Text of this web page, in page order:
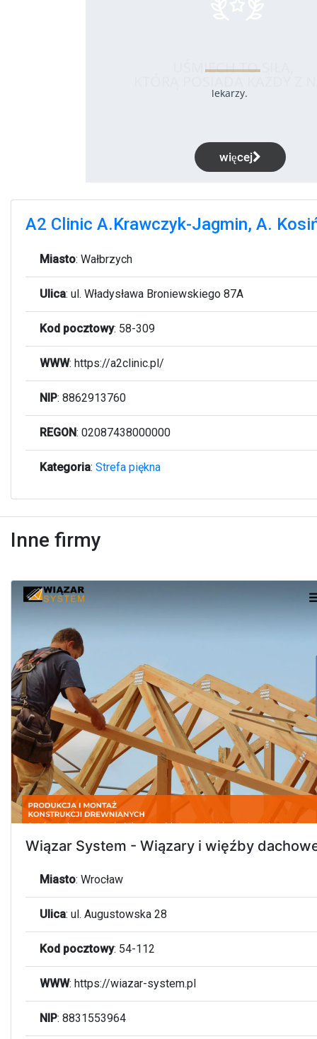
A2 Clinic A.Krawczyk-Jagmin, A.
Miasto: Wałbrzych
Ulica: ul. Władysława Broniewskiego 87A
Kod pocztowy: 58-309
WWW: https://a2clinic.pl/
NIP: 8862913760
REGON: 02087438000000
Kategoria: Strefa piękna
Inne firmy
Wiązar System - Wiązary i więźby
Miasto: Wrocław
Ulica: ul. Augustowska 28
Kod pocztowy: 54-112
WWW: https://wiazar-system.pl
NIP: 8831553964